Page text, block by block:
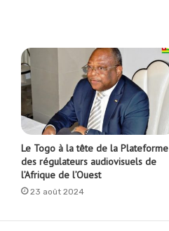
Le Togo à la tête de la Plateforme
des régulateurs audiovisuels de
l’Afrique de l’Ouest
23 août 2024